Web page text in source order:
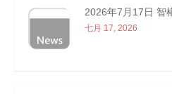
2026年7月17日 智
七月 17, 2026